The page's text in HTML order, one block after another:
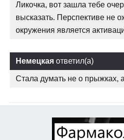
Ликочка, вот зашла тебе
высказать. Перспективе не
окружения является
Немецкая ответил(а)
Стала думать не о прыжках,